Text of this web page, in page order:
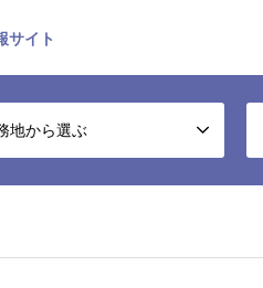
サイト
地から選ぶ